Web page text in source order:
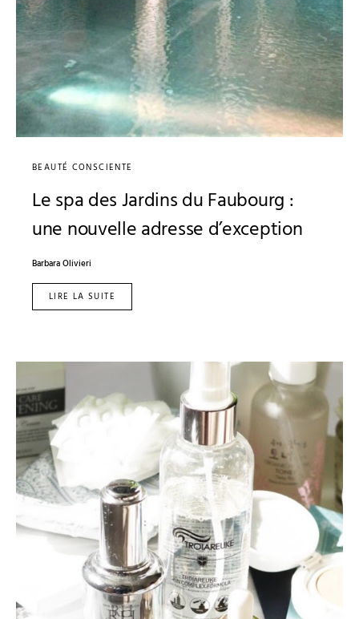
BEAUTÉ CONSCIENTE
Le spa des Jardins du Faubourg :
une nouvelle adresse d’exception
Barbara Olivieri
LIRE LA SUITE